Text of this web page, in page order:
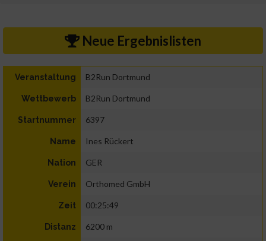
Neue Ergebnislisten
Veranstaltung B2Run Dortmund
Wettbewerb B2Run Dortmund
Startnummer 6397
Name Ines Rückert
Nation GER
Verein Orthomed GmbH
Zeit 00:25:49
Distanz 6200 m